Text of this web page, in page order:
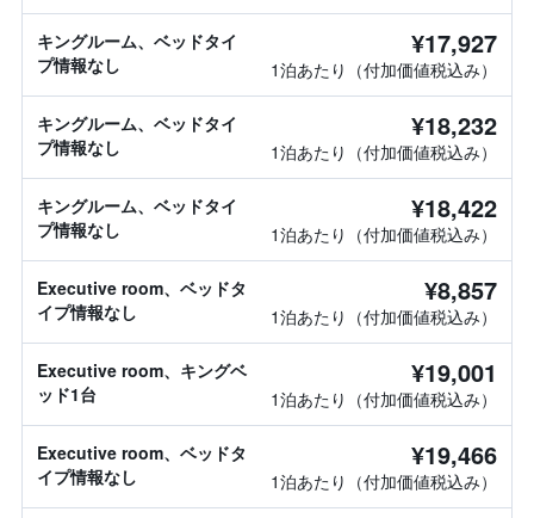
キングルーム、ベッドタイ
プ情報なし
¥17,927
1泊あたり（付加価値税込み）
キングルーム、ベッドタイ
プ情報なし
¥18,232
1泊あたり（付加価値税込み）
キングルーム、ベッドタイ
プ情報なし
¥18,422
1泊あたり（付加価値税込み）
Executive room、ベッドタ
イプ情報なし
¥8,857
1泊あたり（付加価値税込み）
Executive room、キングベ
ッド1台
¥19,001
1泊あたり（付加価値税込み）
Executive room、ベッドタ
イプ情報なし
¥19,466
1泊あたり（付加価値税込み）